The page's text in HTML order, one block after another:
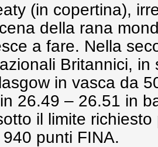
(in copertina),
della rana
a fare. Nella
Britannici, in
in vasca da
26.49 – 26.51 in
il limite
punti FINA.